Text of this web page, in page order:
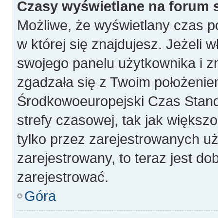
Czasy wyświetlane na forum
Możliwe, że wyświetlany czas
w której się znajdujesz. Jeżeli
swojego panelu użytkownika i
zgadzała się z Twoim
Środkowoeuropejski Czas
strefy czasowej, tak jak
tylko przez zarejestrowanych
zarejestrowany, to teraz jest
zarejestrować.
Góra